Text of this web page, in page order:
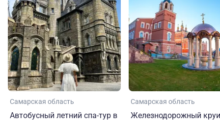
Самарская область
Автобусный летний спа-тур в
Самарская область
Железнодорожный